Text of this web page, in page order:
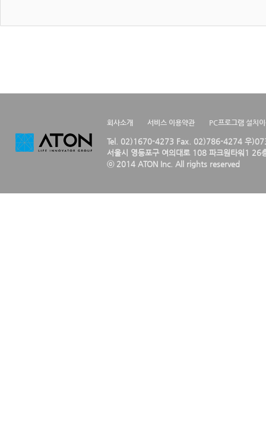
회사소개 서비스 이용약관 PC프로그램 설치
Tel. 02)1670-4273 Fax. 02)786-4274 우
서울시 영등포구 여의대로 108 파크원타워1 26
ⓒ 2014 ATON Inc. All rights reserved